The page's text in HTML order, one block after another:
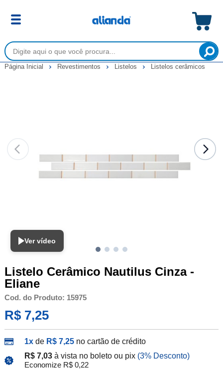
Página Inicial Revestimentos Listelos Listelos cerâmicos
Ver vídeo
Listelo Cerâmico Nautilus Cinza -
Eliane
Cod. do Produto: 15975
R$ 7,25
1xde R$ 7,25 no cartão de crédito
R$ 7,03 à vista no boleto ou pix (3% Desconto)
Economize R$ 0,22